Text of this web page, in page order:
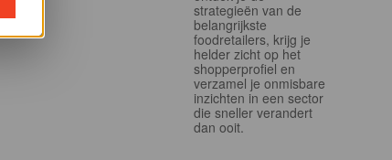
strategieën van de
belangrijkste
foodretailers, krijg je
helder zicht op het
shopperprofiel en
verzamel je onmisbare
inzichten in een sector
die sneller verandert
dan ooit.